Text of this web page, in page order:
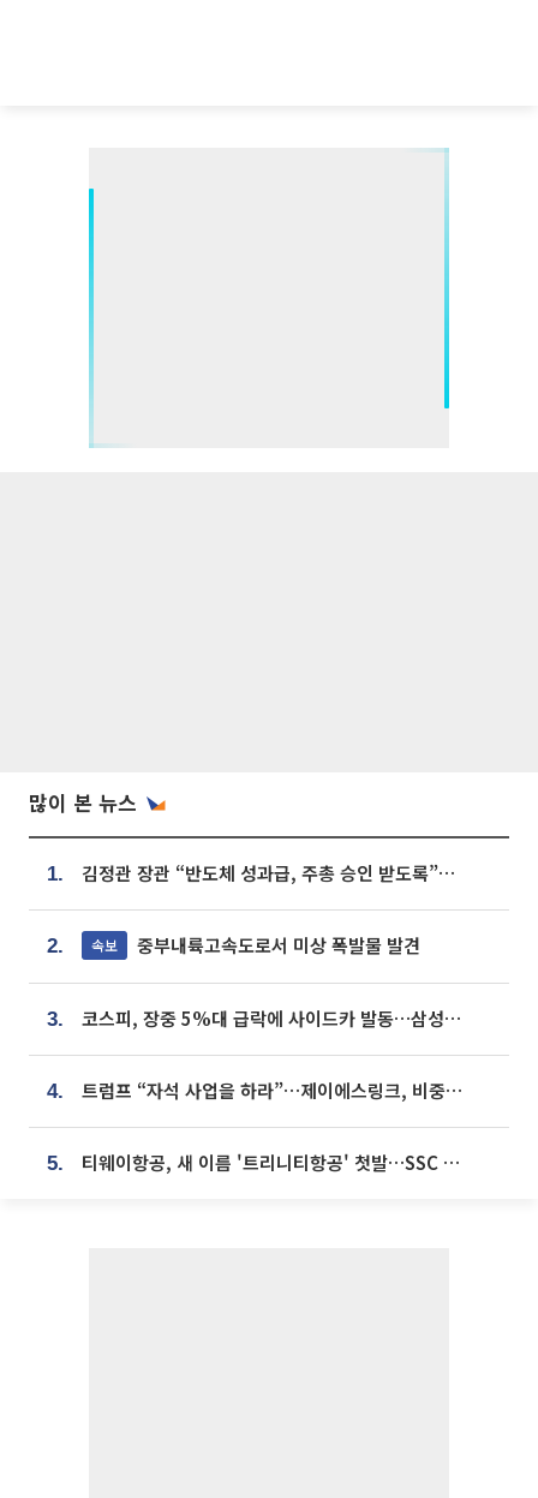
많이 본 뉴스
1. 김정관 장관 “반도체 성과급, 주총 승인 받도록”…상법·자본시장법 개정 시사
2. 속보 중부내륙고속도로서 미상 폭발물 발견
3. 코스피, 장중 5%대 급락에 사이드카 발동…삼성·SK 동반 폭락
4. 트럼프 “자석 사업을 하라”…제이에스링크, 비중국 영구자석 공급망 구축 속도
5. 티웨이항공, 새 이름 '트리니티항공' 첫발…SSC 전략 본격화